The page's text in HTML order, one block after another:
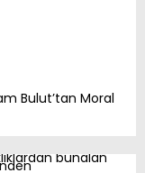
Bulut’tan Moral